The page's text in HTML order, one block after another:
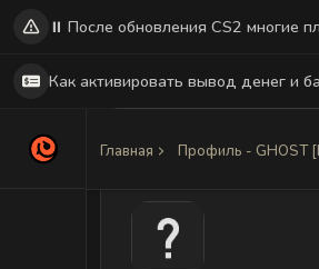
Главная Профиль - GHOST
⏸️ После обновления CS2 многие
Как активировать вывод денег и